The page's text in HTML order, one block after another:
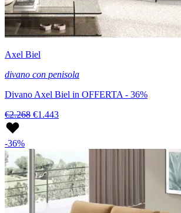
Axel Biel
divano con penisola
Divano Axel Biel in OFFERTA - 36%
€2.268 €1.443
-36%